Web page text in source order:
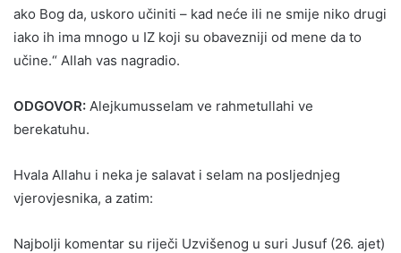
ako Bog da, uskoro učiniti – kad neće ili ne smije niko drugi
iako ih ima mnogo u IZ koji su obavezniji od mene da to
učine.“ Allah vas nagradio.
ODGOVOR: Alejkumusselam ve rahmetullahi ve
berekatuhu.
Hvala Allahu i neka je salavat i selam na posljednjeg
vjerovjesnika, a zatim:
Najbolji komentar su riječi Uzvišenog u suri Jusuf (26. ajet)